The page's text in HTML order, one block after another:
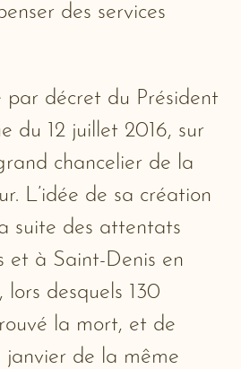
des services
par décret du Président
du 12 juillet 2016, sur
chancelier de la
L’idée de sa création
suite des attentats
et à Saint-Denis en
lors desquels 130
la mort, et de
janvier de la même